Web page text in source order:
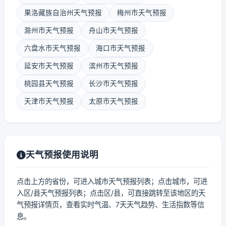
果洛藏族自治州天气预报 梅州市天气预报
滁州市天气预报 舟山市天气预报
六盘水市天气预报 海口市天气预报
延安市天气预报 滨州市天气预报
桃园县天气预报 长沙市天气预报
天津市天气预报 太原市天气预报
天气预报使用说明
点击上方的省份，可进入城市天气预报列表；点击城市，可进
入区/县天气预报列表；点击区/县，可直接跳转至该地区的天
气预报详情页，查看实时气温、7天天气趋势、生活指数等信
息。